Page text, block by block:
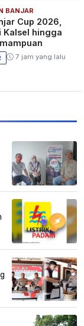
BANJAR
Cup 2026,
Kalsel hingga
7 jam yang lalu